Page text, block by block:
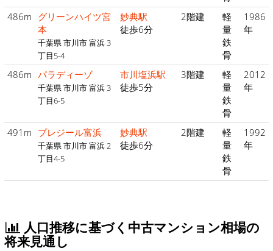
486m グリーンハイツ宮
本
千葉県 市川市 富浜 3
丁目5-4
妙典駅
徒歩6分
2階建
軽
量
鉄
骨
1986
年
486m パラディーゾ
千葉県 市川市 富浜 3
丁目6-5
市川塩浜駅
徒歩5分
3階建
軽
量
鉄
骨
2012
年
491m プレジール富浜
千葉県 市川市 富浜 2
丁目4-5
妙典駅
徒歩6分
2階建
軽
量
鉄
骨
1992
年
人口推移に基づく中古マンション相場の
将来見通し